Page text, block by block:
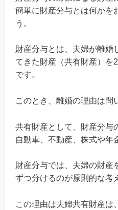
簡単に財産分与とは何かを
う。
財産分与とは、夫婦が離婚
てきた財産（共有財産）を
です。
このとき、離婚の理由は問
共有財産として、財産分与
自動車、不動産、株式や年
財産分与では、夫婦の財産
ずつ分けるのが原則的な考
この理由は夫婦共有財産は